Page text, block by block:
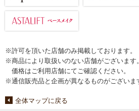
※許可を頂いた店舗のみ掲載しております。
※商品により取扱いのない店舗がございます
価格はご利用店舗にてご確認ください。
※通信販売品と企画が異なるものがございま
全体マップに戻る